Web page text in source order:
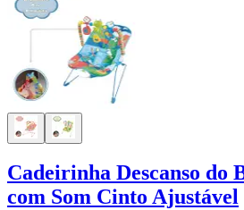
Cadeirinha Descanso do
com Som Cinto Ajustável